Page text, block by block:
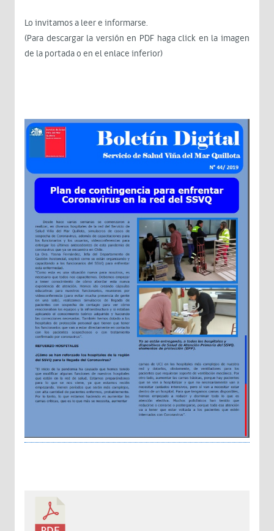
Lo invitamos a leer e informarse.
(Para descargar la versión en PDF haga click en la imagen
de la portada o en el enlace inferior)